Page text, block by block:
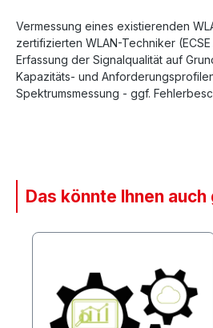
Vermessung eines existierenden
zertifizierten WLAN-Techniker
Erfassung der Signalqualität auf
Kapazitäts- und
Spektrumsmessung - ggf.
Das könnte Ihnen